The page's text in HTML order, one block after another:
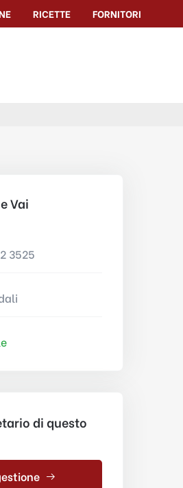
RICETTE FORNITORI
Vai
3525
di questo